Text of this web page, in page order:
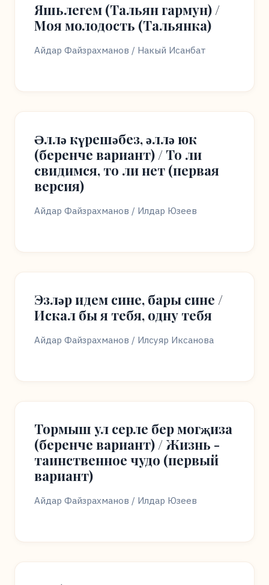
Яшьлегем (Тальян гармун) /
Моя молодость (Тальянка)
Айдар Файзрахманов / Накый Исанбат
Әллә күрешәбез, әллә юк
(беренче вариант) / То ли
свидимся, то ли нет (первая
версия)
Айдар Файзрахманов / Илдар Юзеев
Эзләр идем сине, бары сине /
Искал бы я тебя, одну тебя
Айдар Файзрахманов / Илсуяр Иксанова
Тормыш ул серле бер могҗиза
(беренче вариант) / Жизнь -
таинственное чудо (первый
вариант)
Айдар Файзрахманов / Илдар Юзеев